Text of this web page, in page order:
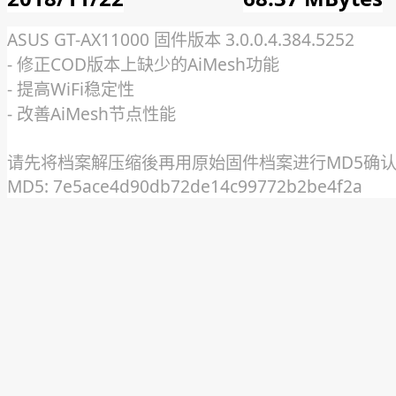
ASUS GT-AX11000 固件版本 3.0.0.4.384.5252
- 修正COD版本上缺少的AiMesh功能
- 提高WiFi稳定性
- 改善AiMesh节点性能
请先将档案解压缩後再用原始固件档案进行MD5确认
MD5: 7e5ace4d90db72de14c99772b2be4f2a